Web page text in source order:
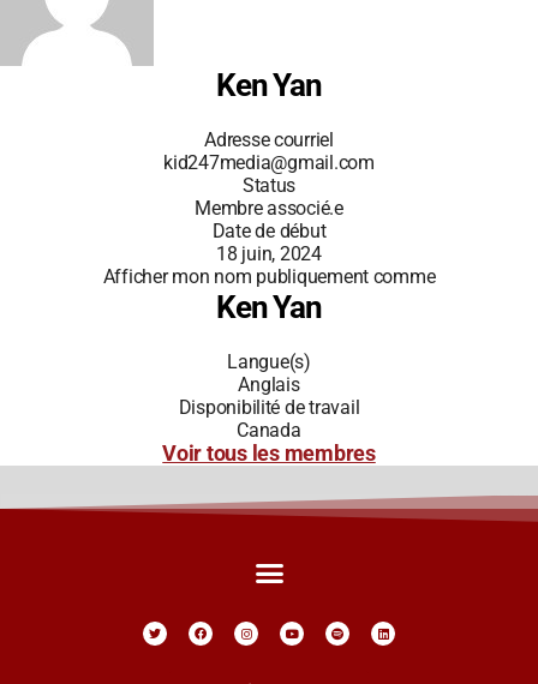
Ken Yan
Adresse courriel
kid247media@gmail.com
Status
Membre associé.e
Date de début
18 juin, 2024
Afficher mon nom publiquement comme
Ken Yan
Langue(s)
Anglais
Disponibilité de travail
Canada
Voir tous les membres